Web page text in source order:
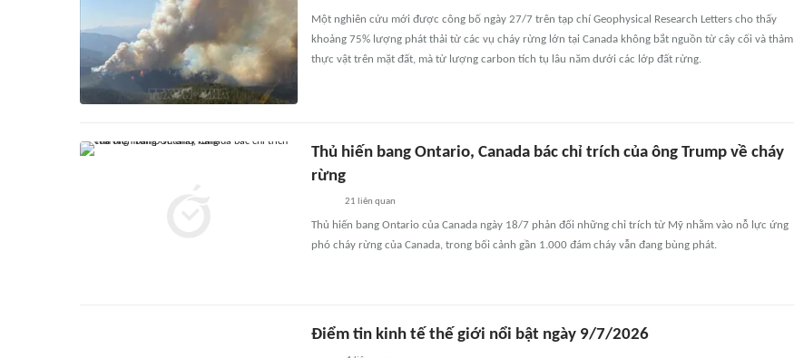
Một nghiên cứu mới được công bố ngày 27/7 trên tạp chí Geophysical Research Letters cho thấy
khoảng 75% lượng phát thải từ các vụ cháy rừng lớn tại Canada không bắt nguồn từ cây cối và thảm
thực vật trên mặt đất, mà từ lượng carbon tích tụ lâu năm dưới các lớp đất rừng.
Thủ hiến bang Ontario, Canada bác chỉ trích của ông Trump về cháy
rừng
21 liên quan
Thủ hiến bang Ontario của Canada ngày 18/7 phản đối những chỉ trích từ Mỹ nhằm vào nỗ lực ứng
phó cháy rừng của Canada, trong bối cảnh gần 1.000 đám cháy vẫn đang bùng phát.
Điểm tin kinh tế thế giới nổi bật ngày 9/7/2026